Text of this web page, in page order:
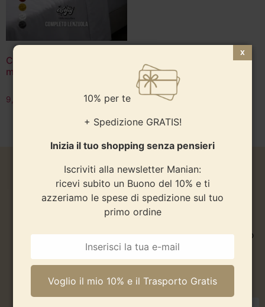
Completo lenzuola 100%
microfibra – tinta unita
9,50
10% per te + Spedizione
GRATIS!
Inizia il tuo shopping senza pensieri.
Iscriviti alla newsletter Manian: ricevi subito un Buono
del 10% e ti azzeriamo le spese di spedizione sul tuo
primo ordine.
10% per te
+ Spedizione GRATIS!
Inizia il tuo shopping senza pensieri
Iscriviti alla newsletter Manian:
ricevi subito un Buono del 10% e ti
azzeriamo le spese di spedizione sul tuo
primo ordine